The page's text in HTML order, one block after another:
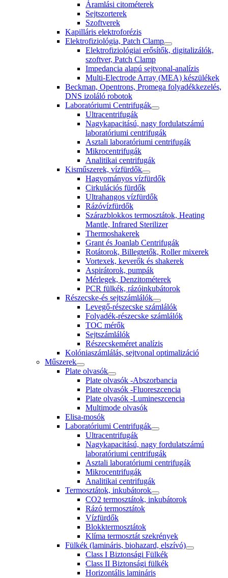
Áramlási citométerek
Sejtszorterek
Szoftverek
Kapilláris elektroforézis
Elektrofiziológia, Patch Clamp
Elektrofiziológiai erősítők, digitalizálók,
szoftver, Patch Clamp
Impedancia alapú sejtvonal-analízis
Multi-Electrode Array (MEA) készülékek
Beckman, Opentrons, Promega folyadékkezelés,
DNS izoláló robotok
Laboratóriumi Centrifugák
Ultracentrifugák
Nagykapacitású, nagy fordulatszámú
laboratóriumi centrifugák
Asztali laboratóriumi centrifugák
Mikrocentrifugák
Analitikai centrifugák
Kisműszerek, vízfürdők
Hagyományos vízfürdők
Cirkulációs fürdők
Ultrahangos vízfürdők
Rázóvízfürdők
Szárazblokkos termosztátok, Heating
Mantle, Infrared Sterilizer
Thermoshakerek
Grant és Joanlab Centrifugák
Rotátorok, Billegtetők, Roller mixerek
Vortexek, keverők és shakerek
Aspirátorok, pumpák
Mérlegek, Denzitométerek
PCR fülkék, rázóinkubátorok
Részecske-és sejtszámlálók
Levegő-részecske számlálók
Folyadék-részecske számlálók
TOC mérők
Sejtszámlálók
Részecskeméret analízis
Kolóniaszámlálás, sejtvonal optimalizáció
Műszerek
Plate olvasók
Plate olvasók -Abszorbancia
Plate olvasók -Fluoreszcencia
Plate olvasók -Lumineszcencia
Multimode olvasók
Elisa-mosók
Laboratóriumi Centrifugák
Ultracentrifugák
Nagykapacitású, nagy fordulatszámú
laboratóriumi centrifugák
Asztali laboratóriumi centrifugák
Mikrocentrifugák
Analitikai centrifugák
Termosztátok, inkubátorok
CO2 termosztátok, inkubátorok
Rázó termosztátok
Vízfürdők
Blokktermosztátok
Klíma termosztát szekrények
Fülkék (lamináris, biohazard, elszívó)
Class I Biztonsági Fülkék
Class II Biztonsági fülkék
Horizontális lamináris